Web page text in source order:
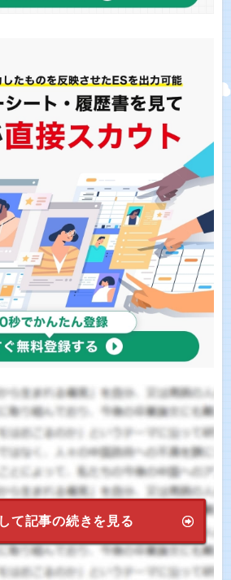
て記事の続きを見る